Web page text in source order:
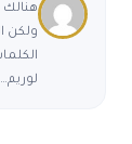
هنالك
ولكن
لوريم…